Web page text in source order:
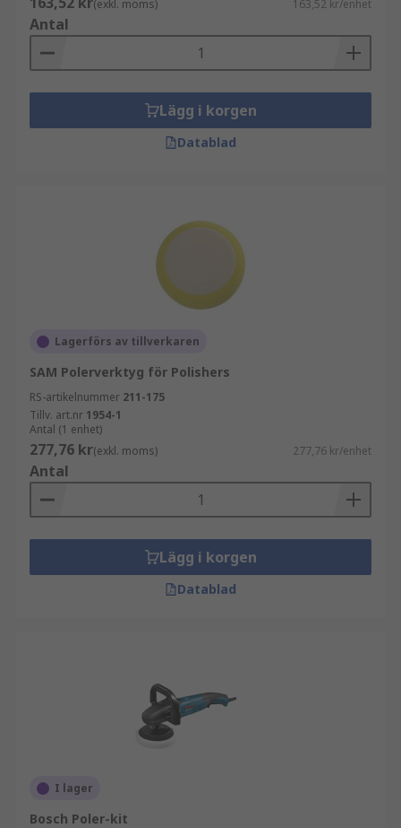
filar och filtar kan köpas individuellt eller i form
av finishsatser.
(exkl. moms) 163,52 kr/enhet
Antal
Lägg i korgen
Datablad
Lagerförs av tillverkaren
SAM Polerverktyg för Polishers
RS-artikelnummer 211-175
Tillv. art.nr 1954-1
Antal (1 enhet)
277,76 kr(exkl. moms) 277,76 kr/enhet
Antal
Lägg i korgen
Datablad
I lager
Bosch Poler-kit